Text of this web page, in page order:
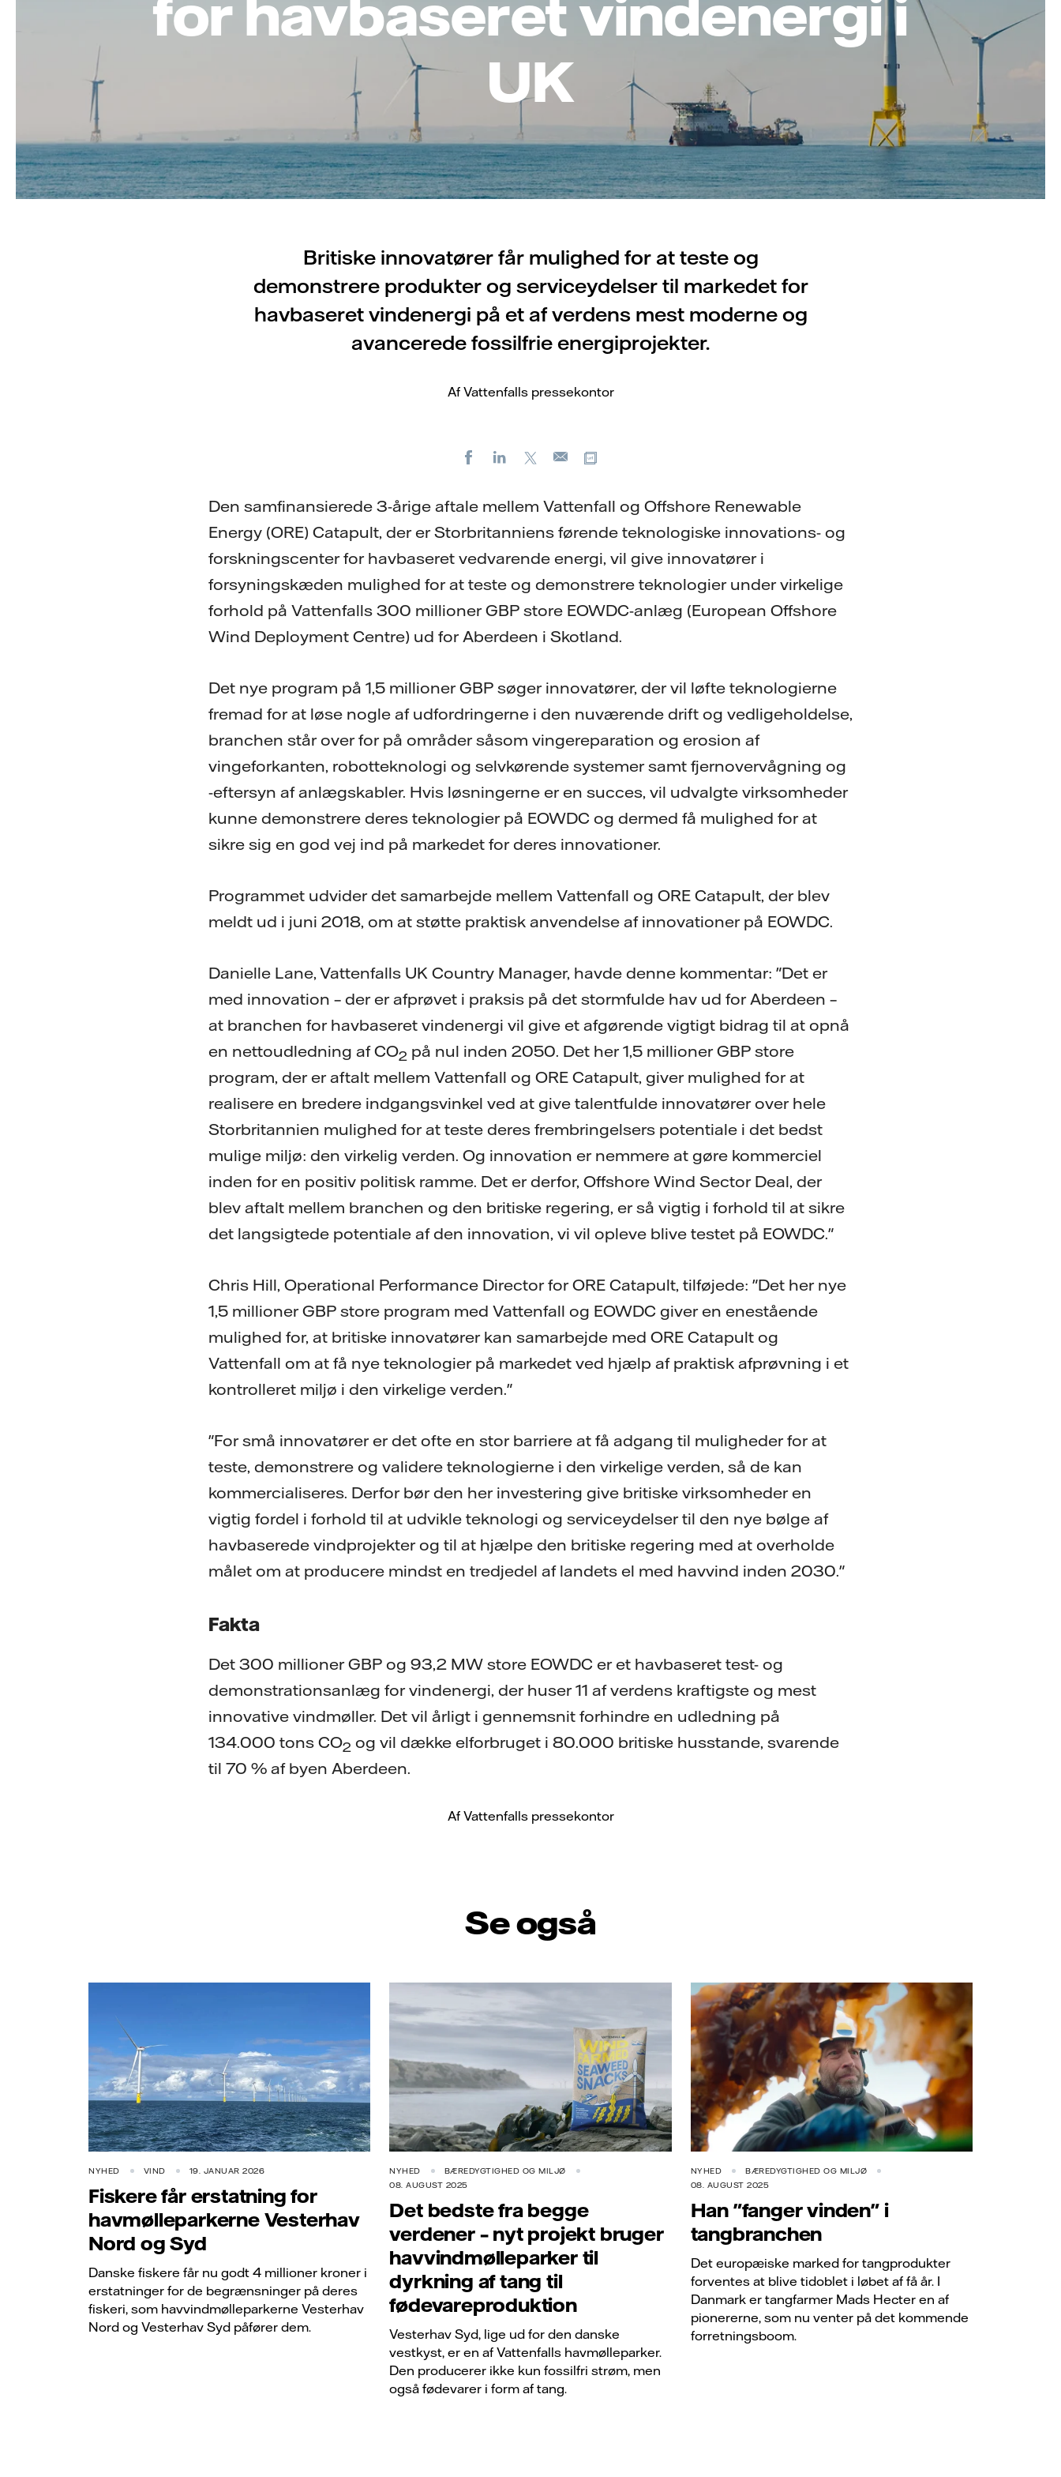
UK
Britiske innovatører får mulighed for at teste og
demonstrere produkter og serviceydelser til markedet for
havbaseret vindenergi på et af verdens mest moderne og
avancerede fossilfrie energiprojekter.
Af Vattenfalls pressekontor
FacebookLinkedIn
X
E-
Den samfinansierede 3-årige aftale mellem Vattenfall og Offshore Renewable
Energy (ORE) Catapult, der er Storbritanniens førende teknologiske innovations- og
forskningscenter for havbaseret vedvarende energi, vil give innovatører i
forsyningskæden mulighed for at teste og demonstrere teknologier under virkelige
forhold på Vattenfalls 300 millioner GBP store EOWDC-anlæg (European Offshore
Wind Deployment Centre) ud for Aberdeen i Skotland.
Det nye program på 1,5 millioner GBP søger innovatører, der vil løfte teknologierne
fremad for at løse nogle af udfordringerne i den nuværende drift og vedligeholdelse,
branchen står over for på områder såsom vingereparation og erosion af
vingeforkanten, robotteknologi og selvkørende systemer samt fjernovervågning og
-eftersyn af anlægskabler. Hvis løsningerne er en succes, vil udvalgte virksomheder
kunne demonstrere deres teknologier på EOWDC og dermed få mulighed for at
sikre sig en god vej ind på markedet for deres innovationer.
Programmet udvider det samarbejde mellem Vattenfall og ORE Catapult, der blev
meldt ud i juni 2018, om at støtte praktisk anvendelse af innovationer på EOWDC.
Danielle Lane, Vattenfalls UK Country Manager, havde denne kommentar: "Det er
med innovation – der er afprøvet i praksis på det stormfulde hav ud for Aberdeen –
at branchen for havbaseret vindenergi vil give et afgørende vigtigt bidrag til at opnå
en nettoudledning af CO2 på nul inden 2050. Det her 1,5 millioner GBP store
program, der er aftalt mellem Vattenfall og ORE Catapult, giver mulighed for at
realisere en bredere indgangsvinkel ved at give talentfulde innovatører over hele
Storbritannien mulighed for at teste deres frembringelsers potentiale i det bedst
mulige miljø: den virkelig verden. Og innovation er nemmere at gøre kommerciel
inden for en positiv politisk ramme. Det er derfor, Offshore Wind Sector Deal, der
blev aftalt mellem branchen og den britiske regering, er så vigtig i forhold til at sikre
det langsigtede potentiale af den innovation, vi vil opleve blive testet på EOWDC."
Chris Hill, Operational Performance Director for ORE Catapult, tilføjede: "Det her nye
1,5 millioner GBP store program med Vattenfall og EOWDC giver en enestående
mulighed for, at britiske innovatører kan samarbejde med ORE Catapult og
Vattenfall om at få nye teknologier på markedet ved hjælp af praktisk afprøvning i et
kontrolleret miljø i den virkelige verden."
"For små innovatører er det ofte en stor barriere at få adgang til muligheder for at
teste, demonstrere og validere teknologierne i den virkelige verden, så de kan
kommercialiseres. Derfor bør den her investering give britiske virksomheder en
vigtig fordel i forhold til at udvikle teknologi og serviceydelser til den nye bølge af
havbaserede vindprojekter og til at hjælpe den britiske regering med at overholde
målet om at producere mindst en tredjedel af landets el med havvind inden 2030."
Fakta
Det 300 millioner GBP og 93,2 MW store EOWDC er et havbaseret test- og
demonstrationsanlæg for vindenergi, der huser 11 af verdens kraftigste og mest
innovative vindmøller. Det vil årligt i gennemsnit forhindre en udledning på
134.000 tons CO2 og vil dække elforbruget i 80.000 britiske husstande, svarende
til 70 % af byen Aberdeen.
Af Vattenfalls pressekontor
Se også
NYHED VIND 19. JANUAR 2026
Fiskere får erstatning for
havmølleparkerne Vesterhav
Nord og Syd
Danske fiskere får nu godt 4 millioner kroner i
erstatninger for de begrænsninger på deres
fiskeri, som havvindmølleparkerne Vesterhav
Nord og Vesterhav Syd påfører dem.
NYHED
BÆREDYGTIGHED OG MILJØ
08. AUGUST 2025
Det bedste fra begge
verdener – nyt projekt bruger
havvindmølleparker til
dyrkning af tang til
fødevareproduktion
Vesterhav Syd, lige ud for den danske
vestkyst, er en af Vattenfalls havmølleparker.
Den producerer ikke kun fossilfri strøm, men
også fødevarer i form af tang.
NYHED
BÆREDYGTIGHED OG MILJØ
08. AUGUST 2025
Han "fanger vinden" i
tangbranchen
Det europæiske marked for tangprodukter
forventes at blive tidoblet i løbet af få år. I
Danmark er tangfarmer Mads Hecter en af
pionererne, som nu venter på det kommende
forretningsboom.